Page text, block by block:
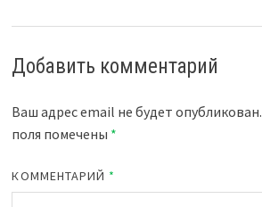
Добавить комментарий
Ваш адрес email не будет опубликован.
поля помечены *
КОММЕНТАРИЙ *